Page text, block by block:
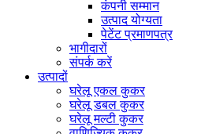
कंपनी सम्मान
उत्पाद योग्यता
पेटेंट प्रमाणपत्र
भागीदारों
संपर्क करें
उत्पादों
घरेलू एकल कुकर
घरेलू डबल कुकर
घरेलू मल्टी कुकर